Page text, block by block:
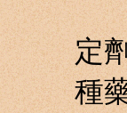
酒
定
種